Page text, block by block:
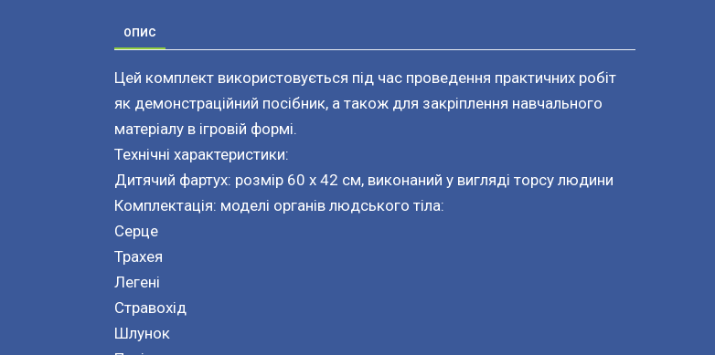
ОПИС
Цей комплект використовується під час проведення практичних робіт
як демонстраційний посібник, а також для закріплення навчального
матеріалу в ігровій формі.
Технічні характеристики:
Дитячий фартух: розмір 60 x 42 см, виконаний у вигляді торсу людини
Комплектація: моделі органів людського тіла:
Серце
Трахея
Легені
Стравохід
Шлунок